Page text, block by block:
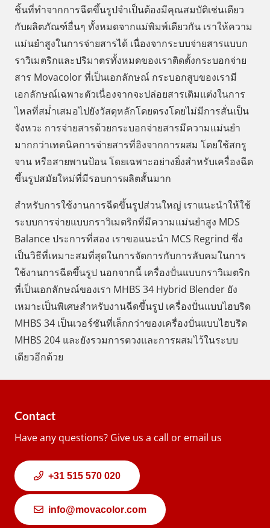
ชิ้นที่ทำจากการฉีดขึ้นรูปจำเป็นต้องมีคุณสมบัติเช่นเดียว
กับผลิตภัณฑ์อื่นๆ ทั้งหมดจากแม่พิมพ์เดียวกัน เราให้ความ
แม่นยำสูงในการจ่ายสารได้ เนื่องจากระบบจ่ายสารแบบก
ราวิเมตริกและปริมาตรทั้งหมดของเราติดตั้งกระบอกจ่าย
สาร Movacolor ที่เป็นเอกลักษณ์ กระบอกสูบของเรามี
เอกลักษณ์เฉพาะตัวเนื่องจากจะปล่อยสารเติมแต่งในการ
ไหลที่สม่ำเสมอไปยังวัสดุหลักโดยตรงโดยไม่มีการสั่นเป็น
จังหวะ การจ่ายสารด้วยกระบอกจ่ายสารมีความแม่นยำ
มากกว่าเทคนิคการจ่ายสารที่อิงจากการผสม โดยใช้สกรู
จาน หรือสายพานป้อน โดยเฉพาะอย่างยิ่งสำหรับเครื่องฉีด
ขึ้นรูปสมัยใหม่ที่มีรอบการผลิตสั้นมาก
สำหรับการใช้งานการฉีดขึ้นรูปส่วนใหญ่ เราแนะนำให้ใช้
ระบบการจ่ายแบบกราวิเมตริกที่มีความแม่นยำสูง MDS
Balance ประการที่สอง เราขอแนะนำ MCS Regrind ซึ่ง
เป็นวิธีที่เหมาะสมที่สุดในการจัดการกับการลับคมในการ
ใช้งานการฉีดขึ้นรูป นอกจากนี้ เครื่องปั่นแบบกราวิเมตริก
ที่เป็นเอกลักษณ์ของเรา MHBS 34 Hybrid Blender ยัง
เหมาะเป็นพิเศษสำหรับงานฉีดขึ้นรูป เครื่องปั่นแบบไฮบริด
MHBS 34 เป็นเวอร์ชันที่เล็กกว่าของเครื่องปั่นแบบไฮบริด
MHBS 204 และยังรวมการตวงและการผสมไว้ในระบบ
เดียวอีกด้วย
Contact
Have any questions? Give us a call or email us
+31 515 570 020
info@movacolor.com